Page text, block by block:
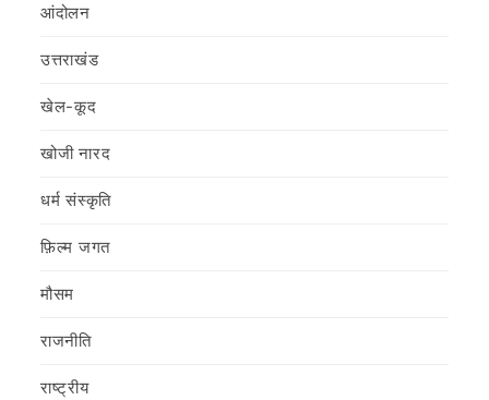
आंदोलन
उत्तराखंड
खेल-कूद
खोजी नारद
धर्म संस्कृति
फ़िल्‍म जगत
मौसम
राजनीति
राष्ट्रीय